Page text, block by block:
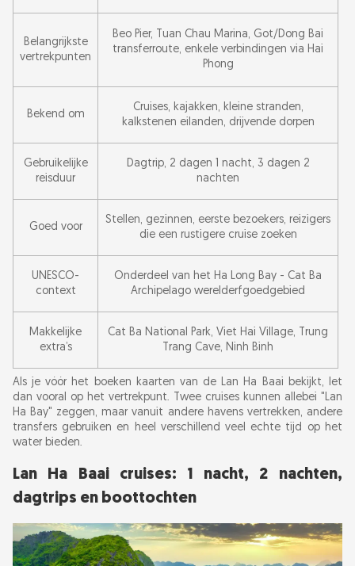
Belangrijkste
vertrekpunten
Beo Pier, Tuan Chau Marina, Got/Dong Bai
transferroute, enkele verbindingen via Hai
Phong
Bekend om
Cruises, kajakken, kleine stranden,
kalkstenen eilanden, drijvende dorpen
Gebruikelijke
reisduur
Dagtrip, 2 dagen 1 nacht, 3 dagen 2
nachten
Goed voor
Stellen, gezinnen, eerste bezoekers, reizigers
die een rustigere cruise zoeken
UNESCO-
context
Onderdeel van het Ha Long Bay - Cat Ba
Archipelago werelderfgoedgebied
Makkelijke
extra’s
Cat Ba National Park, Viet Hai Village, Trung
Trang Cave, Ninh Binh
Als je vóór het boeken kaarten van de Lan Ha Baai bekijkt, let
dan vooral op het vertrekpunt. Twee cruises kunnen allebei "Lan
Ha Bay" zeggen, maar vanuit andere havens vertrekken, andere
transfers gebruiken en heel verschillend veel echte tijd op het
water bieden.
Lan Ha Baai cruises: 1 nacht, 2 nachten,
dagtrips en boottochten